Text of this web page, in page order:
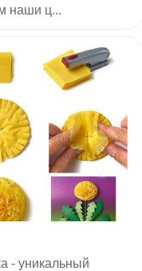
наши ц...
- уникальный